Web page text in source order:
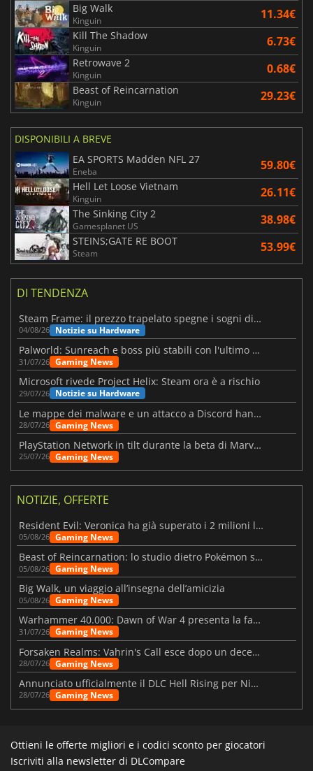
Big Walk
Kinguin 11.34€
Kill The Shadow
Kinguin 6.73€
Retrowave 2
Kinguin 0.68€
Beast of Reincarnation
Kinguin 29.23€
DISPONIBILI A BREVE
EA SPORTS Madden NFL 27
Eneba 59.80€
Hell Let Loose Vietnam
Kinguin 26.11€
The Sinking City 2
Gamesplanet US 38.98€
STEINS;GATE RE BOOT
Steam 53.99€
DI TENDENZA
Steam Frame: il prezzo trapelato spegne i sogni di un VR economico
04/08/26 Notizie su Hardware
Palworld: Sunreach e boss più stabili con l'ultimo update
31/07/26 Gaming News
Microsoft rivede Project Helix: Steam ora è a rischio
29/07/26 Notizie su Hardware
Le mappe dei malware e un attacco a Discord hanno colpito Meccha Chameleon
28/07/26 Gaming News
PlayStation Network in tilt durante la beta di Marvel Tōkon
25/07/26 Gaming News
NOTIZIE, OFFERTE
Resident Evil: Veronica ha già superato i 2 milioni liste dei desideri
05/08/26 Gaming News
Beast of Reincarnation: lo studio dietro Pokémon su una nuova strada
05/08/26 Gaming News
Big Walk, un viaggio all’insegna dell’amicizia
05/08/26 Gaming News
Warhammer 40.000: Dawn of War 4 presenta la fazione dei Necron
31/07/26 Gaming News
Forsaken Realms: Vahrin's Call esce dopo un decennio di sviluppo
28/07/26 Gaming News
Annunciato ufficialmente il DLC Hell Rising per Nioh 3
28/07/26 Gaming News
Ottieni le offerte migliori e i codici sconto per giocatori
Iscriviti alla newsletter di DLCompare